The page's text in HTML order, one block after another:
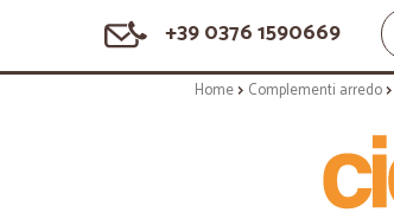
+39 0376 1590669
Home Complementi arredo